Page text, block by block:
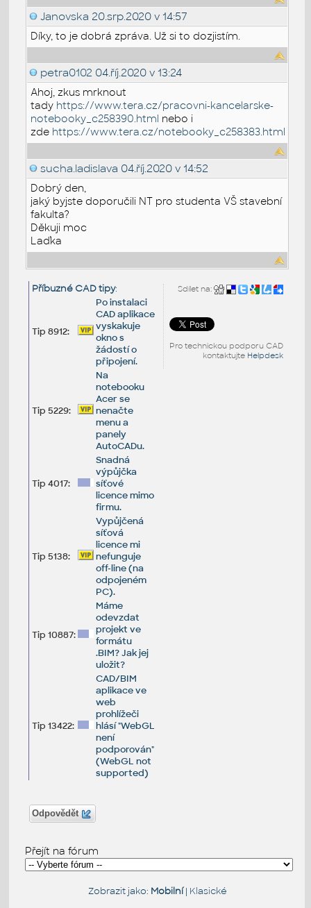
Janovska 20.srp.2020 v 14:57
Díky, to je dobrá zpráva. Už si to dozjistím.
petra0102 04.říj.2020 v 13:24
Ahoj, zkus mrknout
tady https://www.tera.cz/pracovni-kancelarske-
notebooky_c258390.html nebo i
zde https://www.tera.cz/notebooky_c258383.html
sucha.ladislava 04.říj.2020 v 14:52
Dobrý den,
jaký byjste doporučili NT pro studenta VŠ stavební
fakulta?
Děkuji moc
Laďka
Sdílet na:
Pro technickou podporu CAD
kontaktujte Helpdesk
Příbuzné CAD tipy:
Tip 8912:
Po instalaci
CAD aplikace
vyskakuje
okno s
žádostí o
připojení.
Tip 5229:
Na
notebooku
Acer se
nenačte
menu a
panely
AutoCADu.
Tip 4017:
Snadná
výpůjčka
síťové
licence mimo
firmu.
Tip 5138:
Vypůjčená
síťová
licence mi
nefunguje
off-line (na
odpojeném
PC).
Tip 10887:
Máme
odevzdat
projekt ve
formátu
.BIM? Jak jej
uložit?
Tip 13422:
CAD/BIM
aplikace ve
web
prohlížeči
hlásí "WebGL
není
podporován"
(WebGL not
supported)
Odpovědět
Přejít na fórum
Zobrazit jako: Mobilní| Klasické